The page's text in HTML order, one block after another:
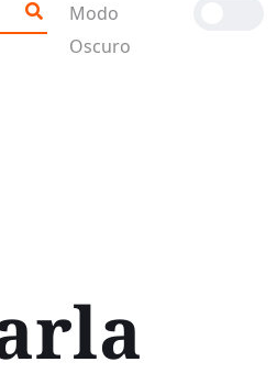
Modo
Oscuro